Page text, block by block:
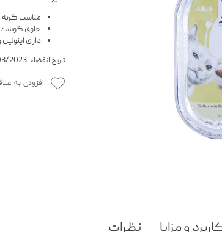
مناسب گربه
حاوی
دارای
تاریخ انقضاء: 03/2023
افزودن به
و مزایا نظرات